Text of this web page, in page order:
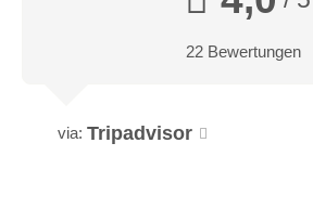
22 Bewertungen
via: Tripadvisor